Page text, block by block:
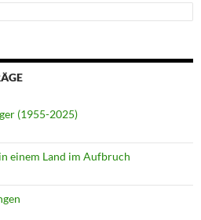
(1955-2025)
einem Land im Aufbruch